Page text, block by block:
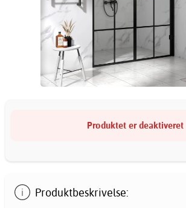
Produktet er deaktiveret
Produktbeskrivelse: